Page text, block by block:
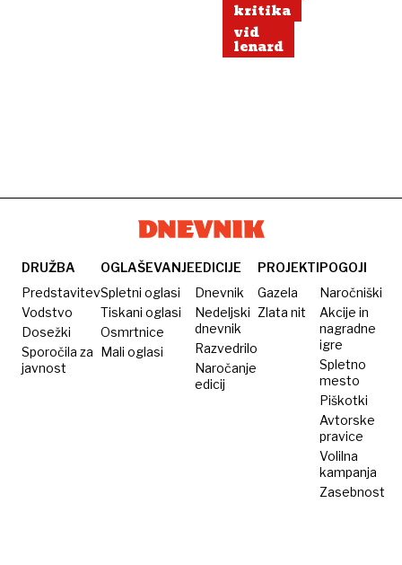
kritika
vid
lenard
DRUŽBA
Predstavitev
Vodstvo
Dosežki
Sporočila za
javnost
OGLAŠEVANJE
Spletni oglasi
Tiskani oglasi
Osmrtnice
Mali oglasi
EDICIJE
Dnevnik
Nedeljski
dnevnik
Razvedrilo
Naročanje
edicij
PROJEKTI
Gazela
Zlata nit
POGOJI
Naročniški
Akcije in
nagradne
igre
Spletno
mesto
Piškotki
Avtorske
pravice
Volilna
kampanja
Zasebnost